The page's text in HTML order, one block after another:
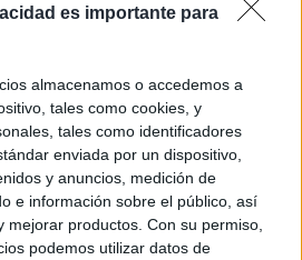
es importante para
almacenamos o accedemos a
tales como cookies, y
tales como identificadores
enviada por un dispositivo,
y anuncios, medición de
e información sobre el público, así
mejorar productos. Con su permiso,
podemos utilizar datos de